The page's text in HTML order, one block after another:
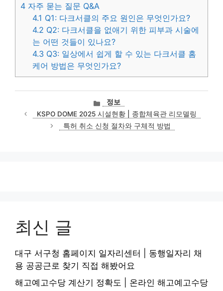
4 자주 묻는 질문 Q&A
4.1 Q1: 다크서클의 주요 원인은 무엇인가요?
4.2 Q2: 다크서클을 없애기 위한 피부과 시술에
는 어떤 것들이 있나요?
4.3 Q3: 일상에서 쉽게 할 수 있는 다크서클 홈
케어 방법은 무엇인가요?
카
테
고
리
정보
KSPO DOME 2025 시설현황 | 종합체육관 리모델링
특허 취소 신청 절차와 구체적 방법
최신 글
대구 서구청 홈페이지 일자리센터 | 동행일자리 채
용 공공근로 찾기 직접 해봤어요
해고예고수당 계산기 정확도 | 온라인 해고예고수당